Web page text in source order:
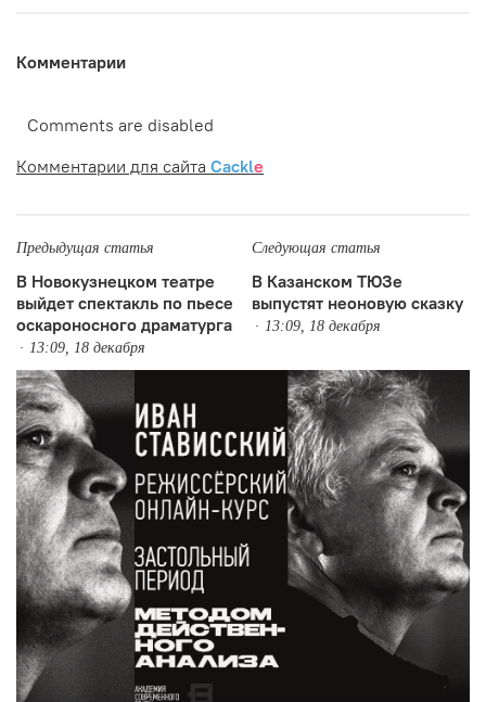
Комментарии
Comments are disabled
Комментарии для сайта Cackle
Предыдущая статья
В Новокузнецком театре
выйдет спектакль по пьесе
оскароносного драматурга
13:09, 18 декабря
Следующая статья
В Казанском ТЮЗе
выпустят неоновую сказку
13:09, 18 декабря